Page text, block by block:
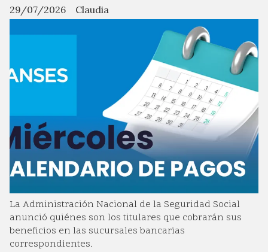
Claudia
29/07/2026
La Administración Nacional de la Seguridad Social
anunció quiénes son los titulares que cobrarán sus
beneficios en las sucursales bancarias
correspondientes.